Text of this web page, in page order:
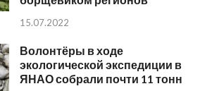
15.07.2022
Волонтёры в ходе
экологической экспедиции в
ЯНАО собрали почти 11 тонн